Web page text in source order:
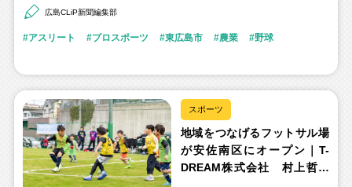
広島CLiP新聞編集部
アスリート プロスポーツ 東広島市 農業 野球
スポーツ
地域をつなげるフットサル場
が安佐南区にオープン｜T-
DREAM株式会社 村上哲哉